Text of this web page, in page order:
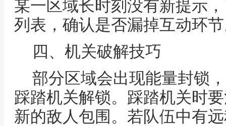
某一区域长时刻没有新提示
列表，确认是否漏掉互动环
四、机关破解技巧
部分区域会出现能量封锁
踩踏机关解锁。踩踏机关时
新的敌人包围。若队伍中有